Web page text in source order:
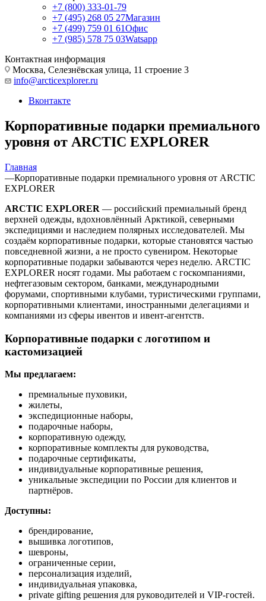
+7 (800) 333-01-79
+7 (495) 268 05 27Магазин
+7 (499) 759 01 61Офис
+7 (985) 578 75 03Watsapp
Контактная информация
Москва, Селезнёвская улица, 11 строение 3
info@arcticexplorer.ru
Вконтакте
Корпоративные подарки премиального
уровня от ARCTIC EXPLORER
Главная
—Корпоративные подарки премиального уровня от ARCTIC
EXPLORER
ARCTIC EXPLORER — российский премиальный бренд
верхней одежды, вдохновлённый Арктикой, северными
экспедициями и наследием полярных исследователей. Мы
создаём корпоративные подарки, которые становятся частью
повседневной жизни, а не просто сувениром. Некоторые
корпоративные подарки забываются через неделю. ARCTIC
EXPLORER носят годами. Мы работаем с госкомпаниями,
нефтегазовым сектором, банками, международными
форумами, спортивными клубами, туристическими группами,
корпоративными клиентами, иностранными делегациями и
компаниями из сферы ивентов и ивент-агентств.
Корпоративные подарки с логотипом и
кастомизацией
Мы предлагаем:
премиальные пуховики,
жилеты,
экспедиционные наборы,
подарочные наборы,
корпоративную одежду,
корпоративные комплекты для руководства,
подарочные сертификаты,
индивидуальные корпоративные решения,
уникальные экспедиции по России для клиентов и
партнёров.
Доступны:
брендирование,
вышивка логотипов,
шевроны,
ограниченные серии,
персонализация изделий,
индивидуальная упаковка,
private gifting решения для руководителей и VIP-гостей.